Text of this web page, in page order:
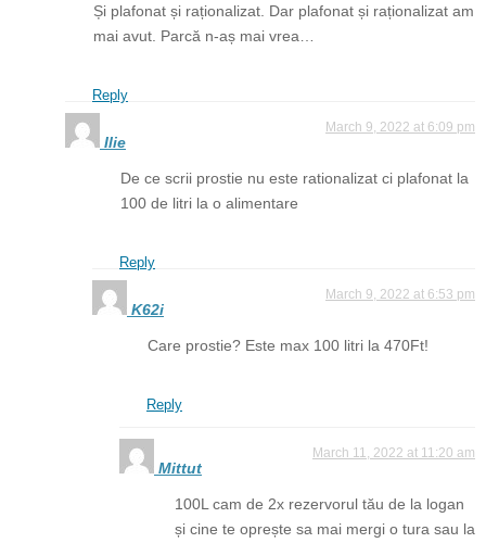
Și plafonat și raționalizat. Dar plafonat și raționalizat am
mai avut. Parcă n-aș mai vrea…
Reply
Ilie
March 9, 2022 at 6:09 pm
De ce scrii prostie nu este rationalizat ci plafonat la
100 de litri la o alimentare
Reply
K62i
March 9, 2022 at 6:53 pm
Care prostie? Este max 100 litri la 470Ft!
Reply
Mittut
March 11, 2022 at 11:20 am
100L cam de 2x rezervorul tău de la logan
și cine te oprește sa mai mergi o tura sau la